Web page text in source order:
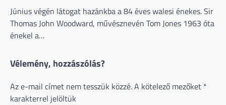
Június végén látogat hazánkba a 84 éves walesi énekes. Sir
Thomas John Woodward, művésznevén Tom Jones 1963 óta
énekel a…
Vélemény, hozzászólás?
Az e-mail címet nem tesszük közzé.A kötelező mezőket *
karakterrel jelöltük